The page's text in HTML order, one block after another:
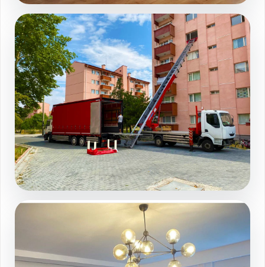
Sahinbey evden eve nakliyat paketleme
Galeri sayfasında devamını görüntüleyin
Site ici asansorlu operasyon
Galeri sayfasında devamını görüntüleyin